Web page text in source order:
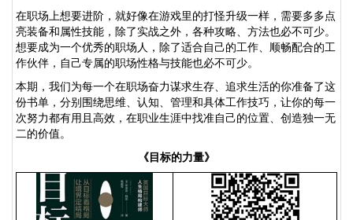
在职场上想要进阶，就好像在游戏里的打怪升级一样，需要多多点
亮装备和属性技能，除了实战之外，各种攻略、方法也必不可少。
想要成为一个优秀的职场人，除了适合自己的工作、顺畅配合的工
作伙伴，自己专属的职场性格与技能也必不可少。
本期，我们为每一个在职场奋力谋求生存、追求生活的你准备了这
份书单，分别围绕思维、认知、管理和具体工作技巧，让你的每一
次努力都有用且高效，在职业生涯中找准自己的位置、创造独一无
二的价值。
《目标的力量》